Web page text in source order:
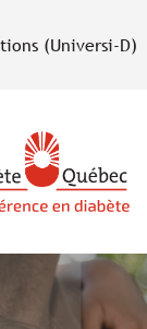
(Universi-D)